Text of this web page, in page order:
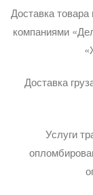
Доставка
компаниями
Доставка
Услуги